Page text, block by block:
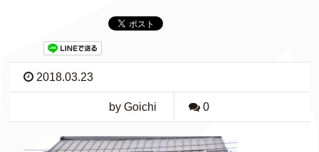
2018.03.23
by Goichi 0